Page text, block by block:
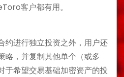
客户都有用。
约进行独立投资之外，用户还
略，并复制其他单个（或多
于希望交易基础加密资产的投